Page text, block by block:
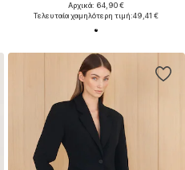
Αρχικά: 64,90 €
Τελευταία χαμηλότερη τιμή:49,41 €